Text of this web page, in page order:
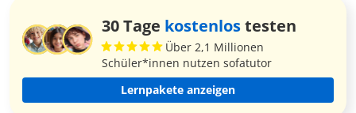
30 Tage kostenlostesten
Über 2,1 Millionen
Schüler*innen nutzen sofatutor
Lernpakete anzeigen